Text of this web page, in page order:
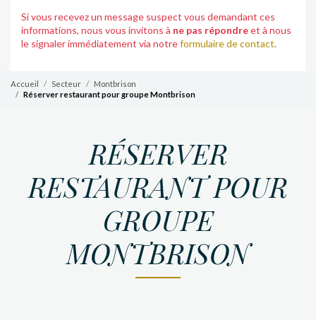
Si vous recevez un message suspect vous demandant ces
informations, nous vous invitons à ne pas répondreet à nous
le signaler immédiatement via notreformulaire de contact.
Accueil Secteur
Montbrison
Réserver restaurant pour groupe Montbrison
RÉSERVER
RESTAURANT POUR
GROUPE
MONTBRISON